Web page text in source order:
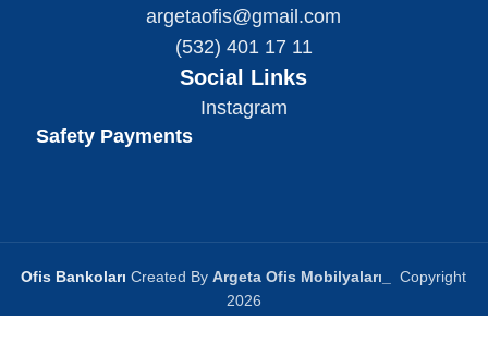
argetaofis@gmail.com
(532) 401 17 11
Social Links
Instagram
Safety Payments
Ofis Bankoları Created ByArgeta Ofis Mobilyaları
Copyright
2026